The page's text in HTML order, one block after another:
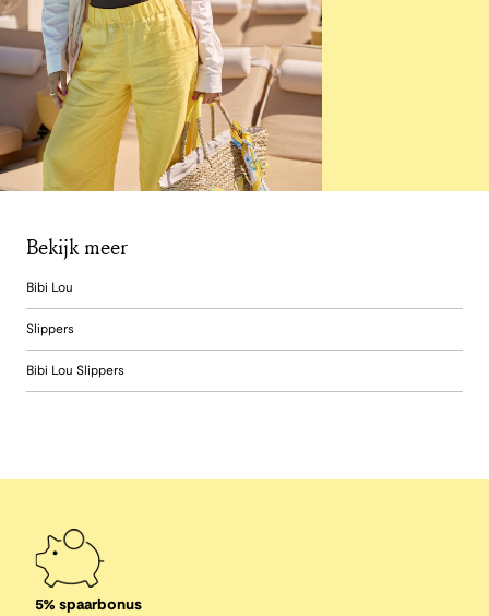
Bekijk meer
Bibi Lou
Slippers
Bibi Lou Slippers
5% spaarbonus